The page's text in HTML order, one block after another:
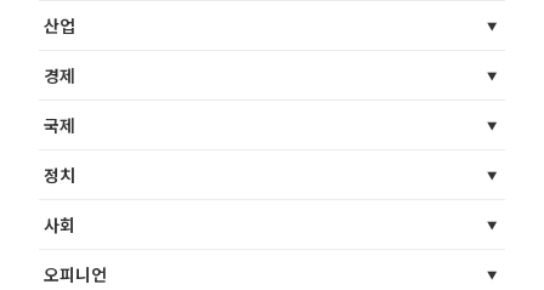
산업
경제
국제
정치
사회
오피니언